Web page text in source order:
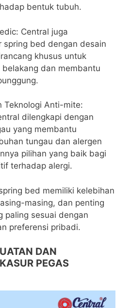
bentuk tubuh.
Central juga
spring bed dengan desain
khusus untuk
dan membantu
Teknologi Anti-mite:
dilengkapi dengan
yang membantu
tungau dan alergen
pilihan yang baik bagi
terhadap alergi.
bed memiliki kelebihan
masing, dan penting
paling sesuai dengan
preferensi pribadi.
DAN
PEGAS